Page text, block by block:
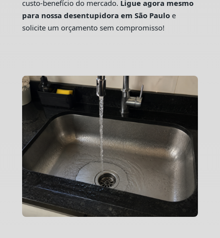
custo-benefício do mercado. Ligue agora mesmo
para nossa desentupidora em São Pauloe
solicite um orçamento sem compromisso!